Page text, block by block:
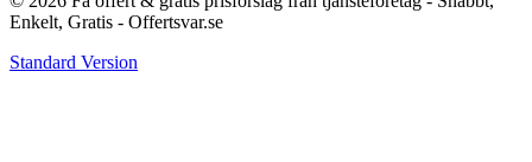
Enkelt, Gratis - Offertsvar.se
Standard Version